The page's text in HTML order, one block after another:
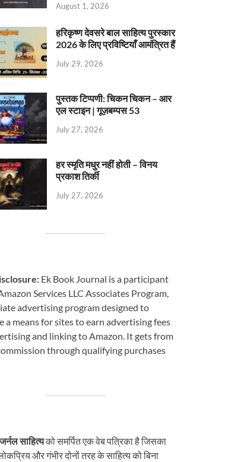
August 1, 2026
हरिकृष्ण देवसरे बाल साहित्य पुरस्कार
2026 के लिए प्रविष्टियाँ आमंत्रित हैं
July 29, 2026
पुस्तक टिप्पणी: चिकन चिकन – आर
एल स्टाइन | गूज़बम्पस 53
July 27, 2026
हर स्मृति मधुर नहीं होती – विनय
प्रकाश तिर्की
July 27, 2026
Ek Book Journal is a participant
Services LLC Associates Program,
advertising program designed to
a means for sites to earn advertising fees
and linking to Amazon. It gets from
through qualifying purchases
साहित्यको समर्पित एक वेब पत्रिका है जिसका
और गंभीर दोनों तरह के साहित्य को बिना